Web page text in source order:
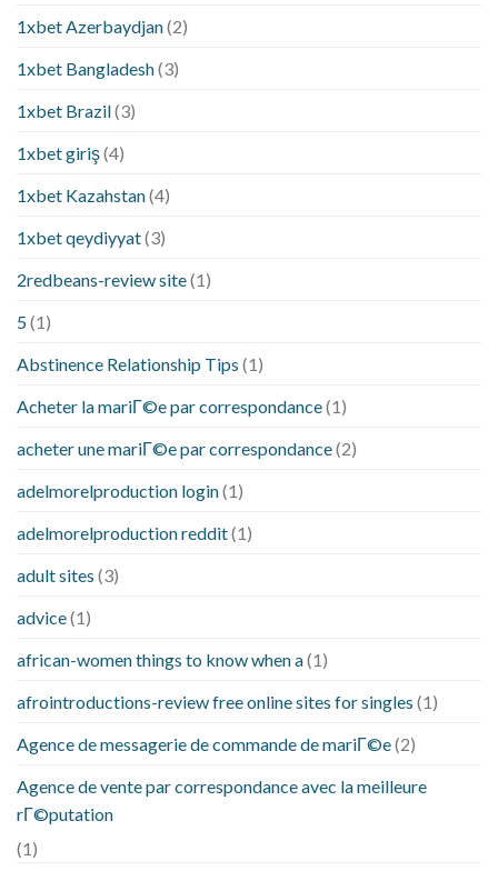
1xbet Azerbaydjan(2)
1xbet Bangladesh(3)
1xbet Brazil(3)
1xbet giriş(4)
1xbet Kazahstan(4)
1xbet qeydiyyat(3)
2redbeans-review site(1)
5(1)
Abstinence Relationship Tips (1)
Acheter la mariГ©e par correspondance(1)
acheter une mariГ©e par correspondance(2)
adelmorelproduction login(1)
adelmorelproduction reddit(1)
adult sites (3)
advice(1)
african-women things to know when a(1)
afrointroductions-review free online sites for singles (1)
Agence de messagerie de commande de mariГ©e(2)
Agence de vente par correspondance avec la meilleure
rГ©putation
(1)